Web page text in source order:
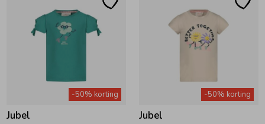
-50% korting
Jubel
-50% korting
Jubel